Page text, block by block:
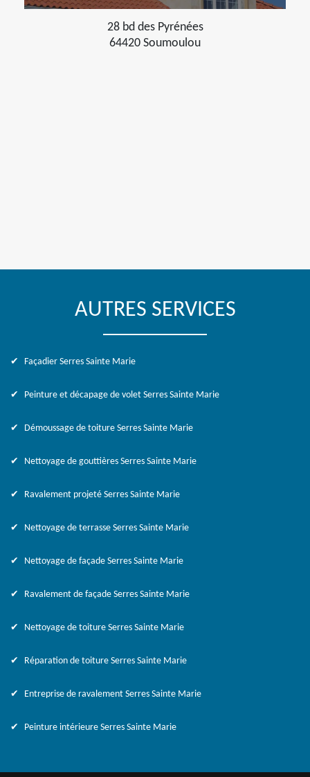
28 bd des Pyrénées
64420 Soumoulou
AUTRES SERVICES
Façadier Serres Sainte Marie
Peinture et décapage de volet Serres Sainte Marie
Démoussage de toiture Serres Sainte Marie
Nettoyage de gouttières Serres Sainte Marie
Ravalement projeté Serres Sainte Marie
Nettoyage de terrasse Serres Sainte Marie
Nettoyage de façade Serres Sainte Marie
Ravalement de façade Serres Sainte Marie
Nettoyage de toiture Serres Sainte Marie
Réparation de toiture Serres Sainte Marie
Entreprise de ravalement Serres Sainte Marie
Peinture intérieure Serres Sainte Marie